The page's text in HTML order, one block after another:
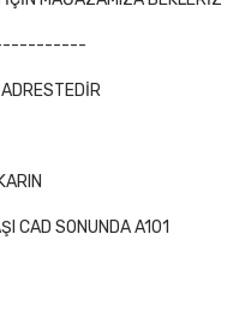
CAD SONUNDA A101